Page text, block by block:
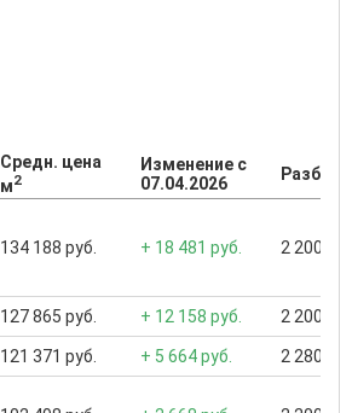
Средн. цена
м2
Изменение с
07.04.2026
134 188 руб. + 18 481 руб. 2 200
127 865 руб. + 12 158 руб. 2 200
121 371 руб. + 5 664 руб. 2 280